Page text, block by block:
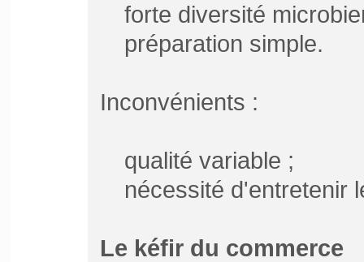
forte diversité
préparation simple.
Inconvénients :
qualité variable ;
nécessité d'entretenir
Le kéfir du commerce